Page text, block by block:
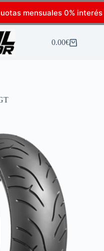
mensuales 0% interés
0.00€